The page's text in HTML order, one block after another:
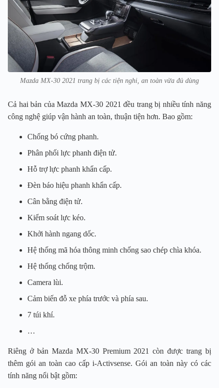
Mazda MX-30 2021 trang bị các tiện nghi, an toàn vừa đủ dùng
Cả hai bản của Mazda MX-30 2021 đều trang bị nhiều tính năng
công nghệ giúp vận hành an toàn, thuận tiện hơn. Bao gồm:
Chống bó cứng phanh.
Phân phối lực phanh điện tử.
Hỗ trợ lực phanh khẩn cấp.
Đèn báo hiệu phanh khẩn cấp.
Cân bằng điện tử.
Kiểm soát lực kéo.
Khởi hành ngang dốc.
Hệ thống mã hóa thông minh chống sao chép chìa khóa.
Hệ thống chống trộm.
Camera lùi.
Cảm biến đỗ xe phía trước và phía sau.
7 túi khí.
…
Riêng ở bản Mazda MX-30 Premium 2021 còn được trang bị
thêm gói an toàn cao cấp i-Activsense. Gói an toàn này có các
tính năng nổi bật gồm: